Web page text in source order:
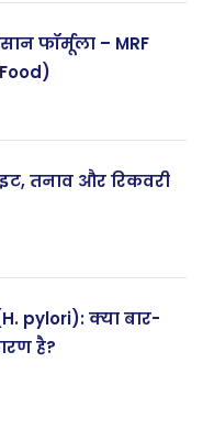
फॉर्मूला – MRF
तनाव और रिकवरी
pylori): क्या बार-
है?